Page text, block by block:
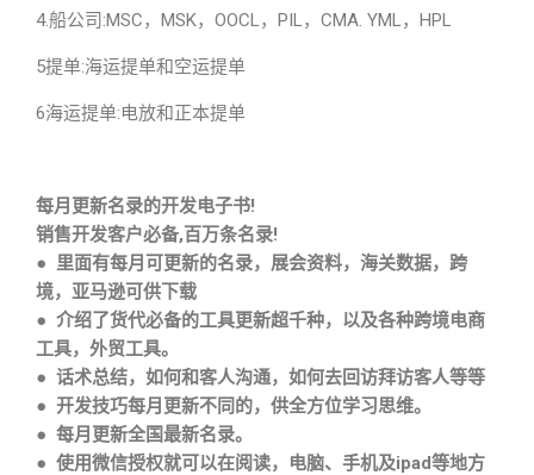
4.船公司:MSC，MSK，OOCL，PIL，CMA. YML，HPL
5提单:海运提单和空运提单
6海运提单:电放和正本提单
每月更新名录的开发电子书!
销售开发客户必备,百万条名录!
● 里面有每月可更新的名录，展会资料，海关数据，跨
境，亚马逊可供下载
● 介绍了货代必备的工具更新超千种，以及各种跨境电商
工具，外贸工具。
● 话术总结，如何和客人沟通，如何去回访拜访客人等等
● 开发技巧每月更新不同的，供全方位学习思维。
● 每月更新全国最新名录。
● 使用微信授权就可以在阅读，电脑、手机及ipad等地方